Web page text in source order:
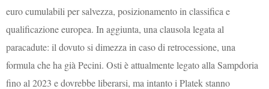
euro cumulabili per salvezza, posizionamento in classifica e
qualificazione europea. In aggiunta, una clausola legata al
paracadute: il dovuto si dimezza in caso di retrocessione, una
formula che ha già Pecini. Osti è attualmente legato alla Sampdoria
fino al 2023 e dovrebbe liberarsi, ma intanto i Platek stanno